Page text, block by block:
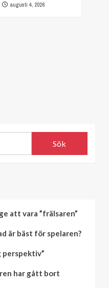
augusti 4, 2026
Sök
att vara ”frälsaren”
är bäst för spelaren?
perspektiv”
har gått bort